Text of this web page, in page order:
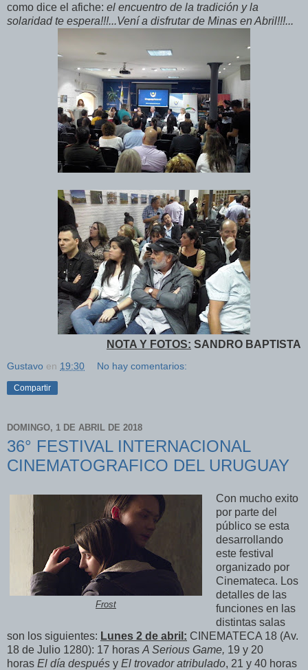
como dice el afiche: el encuentro de la tradición y la
solaridad te espera!!!...Vení a disfrutar de Minas en Abril!!!...
NOTA Y FOTOS: SANDRO BAPTISTA
Gustavo en 19:30 No hay comentarios:
Compartir
DOMINGO, 1 DE ABRIL DE 2018
36° FESTIVAL INTERNACIONAL
CINEMATOGRAFICO DEL URUGUAY
Frost
Con mucho exito
por parte del
público se esta
desarrollando
este festival
organizado por
Cinemateca. Los
detalles de las
funciones en las
distintas salas
son los siguientes: Lunes 2 de abril: CINEMATECA 18 (Av.
18 de Julio 1280): 17 horas A Serious Game, 19 y 20
horas El día después y El trovador atribulado, 21 y 40 horas